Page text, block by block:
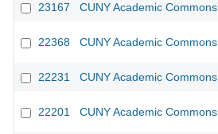
23167 CUNY Academic Commons
22368 CUNY Academic Commons
22231 CUNY Academic Commons
22201 CUNY Academic Commons